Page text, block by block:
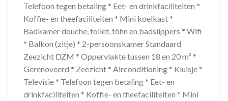
Telefoon tegen betaling * Eet- en drinkfaciliteiten *
Koffie- en theefaciliteiten * Mini koelkast *
Badkamer douche, toilet, föhn en badslippers * Wifi
* Balkon (zitje) * 2-persoonskamer Standaard
Zeezicht DZM * Oppervlakte tussen 18 en 20 m² *
Gerenoveerd * Zeezicht * Airconditioning * Kluisje *
Televisie * Telefoon tegen betaling * Eet- en
drinkfaciliteiten * Koffie- en theefaciliteiten * Mini